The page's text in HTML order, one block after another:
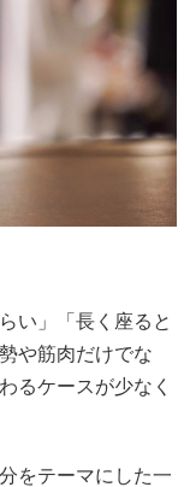
い」「長く座ると
や筋肉だけでな
るケースが少なく
をテーマにした一